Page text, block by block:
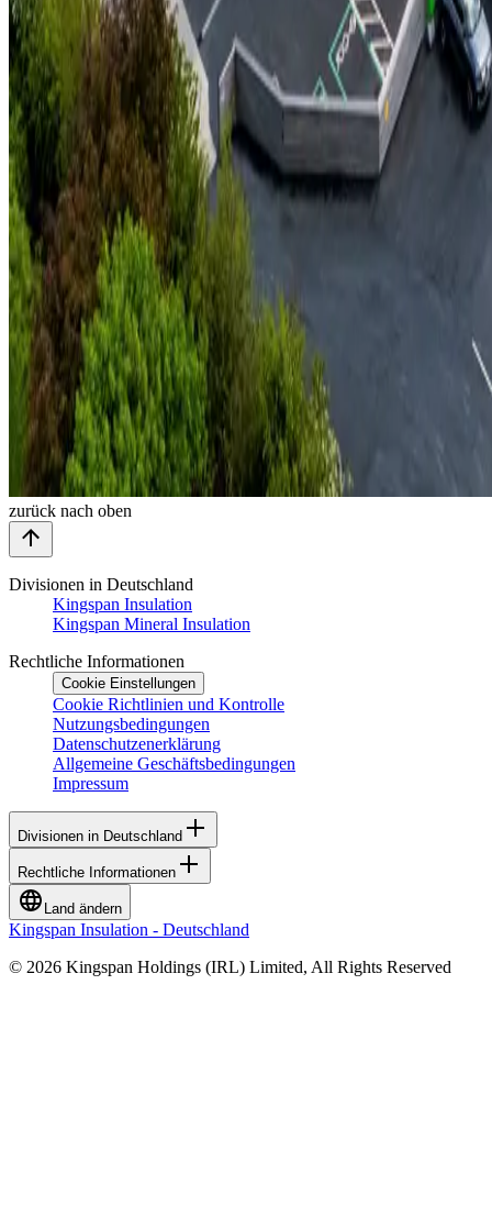
zurück nach oben
Divisionen in Deutschland
Kingspan Insulation
Kingspan Mineral Insulation
Rechtliche Informationen
Cookie Einstellungen
Cookie Richtlinien und Kontrolle
Nutzungsbedingungen
Datenschutzenerklärung
Allgemeine Geschäftsbedingungen
Impressum
Divisionen in Deutschland
Rechtliche Informationen
Land ändern
Kingspan Insulation - Deutschland
© 2026 Kingspan Holdings (IRL) Limited, All Rights Reserved